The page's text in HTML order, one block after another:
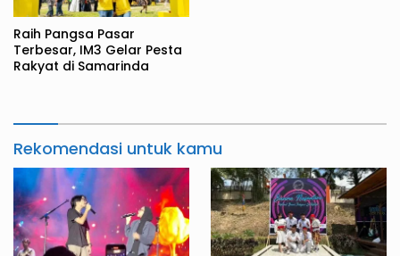
Raih Pangsa Pasar
Terbesar, IM3 Gelar Pesta
Rakyat di Samarinda
Rekomendasi untuk kamu